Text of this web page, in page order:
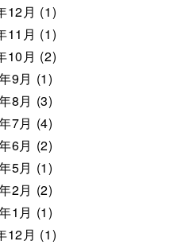
12月 (1)
11月 (1)
10月 (2)
9月 (1)
8月 (3)
7月 (4)
6月 (2)
5月 (1)
2月 (2)
1月 (1)
12月 (1)